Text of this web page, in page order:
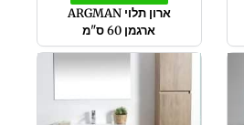
ארון תלוי ARGMAN
ארגמן 60 ס"מ